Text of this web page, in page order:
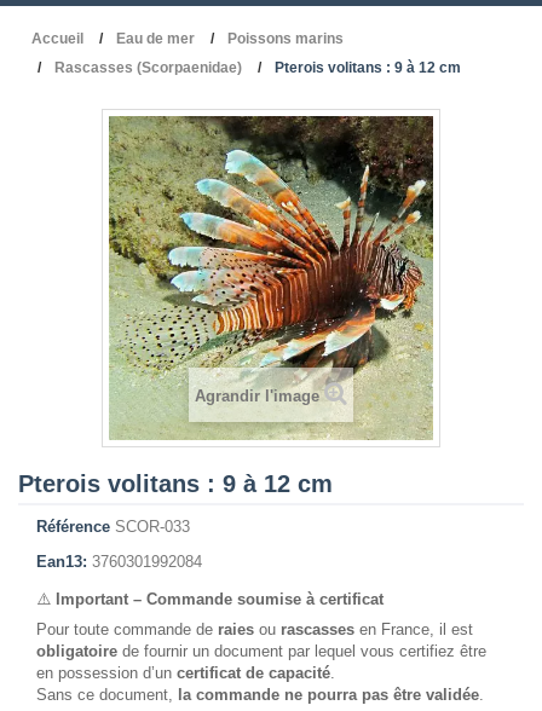
Accueil Eau de mer
Poissons marins
Rascasses (Scorpaenidae)
Pterois volitans : 9 à 12 cm
Agrandir l'image
Pterois volitans : 9 à 12 cm
Référence SCOR-033
Ean13: 3760301992084
⚠️ Important – Commande soumise à certificat
Pour toute commande de raies ou rascasses en France, il est
obligatoire de fournir un document par lequel vous certifiez être
en possession d’un certificat de capacité.
Sans ce document, la commande ne pourra pas être validée.